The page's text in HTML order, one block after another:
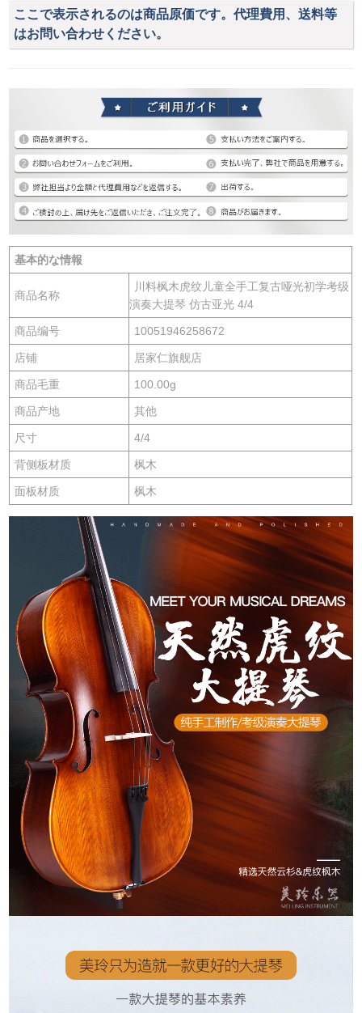
ここで表示されるのは商品原価です。代理費用、送料等
はお問い合わせください。
基本的な情報
商品名称
川料枫木虎纹儿童全手工复古哑光初学考级
演奏大提琴 仿古亚光 4/4
商品编号 10051946258672
店铺 居家仁旗舰店
商品毛重 100.00g
商品产地 其他
尺寸 4/4
背侧板材质 枫木
面板材质 枫木